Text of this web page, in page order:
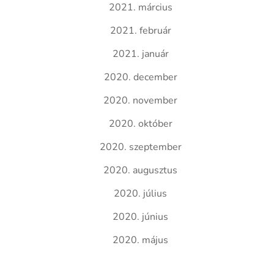
2021. március
2021. február
2021. január
2020. december
2020. november
2020. október
2020. szeptember
2020. augusztus
2020. július
2020. június
2020. május